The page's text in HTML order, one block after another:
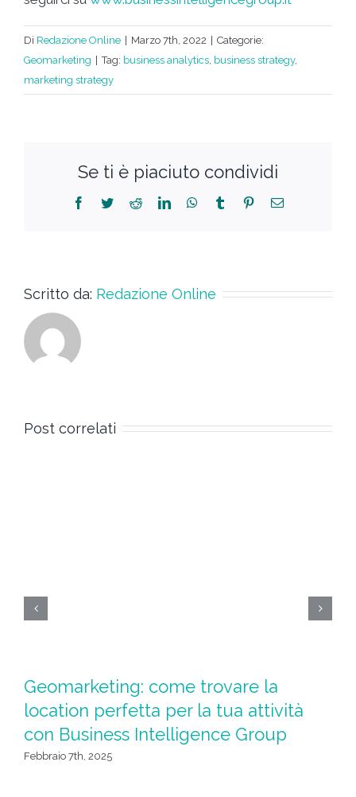
Di Redazione Online | Marzo 7th, 2022 | Categorie:
Geomarketing | Tag: business analytics business strategy,
marketing strategy
Se ti è piaciuto condividi
Scritto da: Redazione Online
Post correlati
Geomarketing: come trovare la
location perfetta per la tua attività
con Business Intelligence Group
Febbraio 7th, 2025